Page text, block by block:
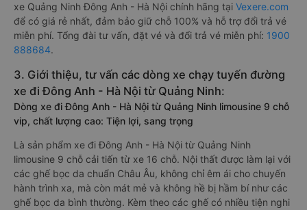
xe Quảng Ninh Đông Anh - Hà Nội chính hãng tại Vexere.com
để có giá rẻ nhất, đảm bảo giữ chỗ 100% và hỗ trợ đổi trả vé
miễn phí. Tổng đài tư vấn, đặt vé và đổi trả vé miễn phí: 1900
888684.
3. Giới thiệu, tư vấn các dòng xe chạy tuyến đường
xe đi Đông Anh - Hà Nội từ Quảng Ninh:
Dòng xe đi Đông Anh - Hà Nội từ Quảng Ninh limousine 9 chỗ
vip, chất lượng cao: Tiện lợi, sang trọng
Là sản phẩm xe đi Đông Anh - Hà Nội từ Quảng Ninh
limousine 9 chỗ cải tiến từ xe 16 chỗ. Nội thất được làm lại với
các ghế bọc da chuẩn Châu Âu, không chỉ êm ái cho chuyến
hành trình xa, mà còn mát mẻ và không hề bị hầm bí như các
ghế bọc da bình thường. Kèm theo các ghế có nhiều tiện nghi